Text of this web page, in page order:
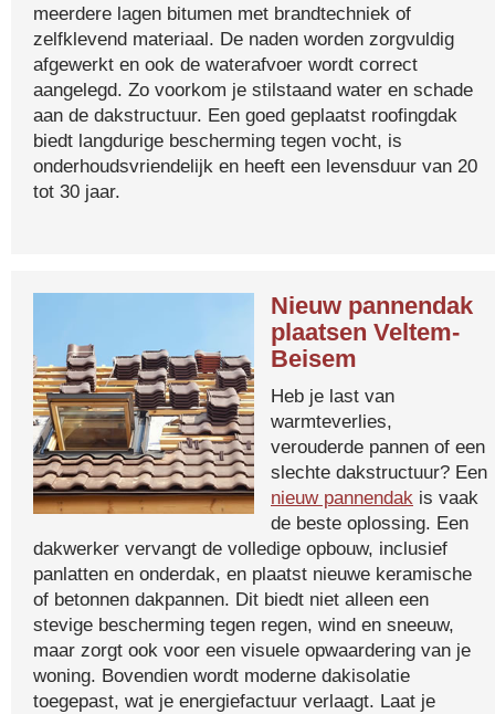
meerdere lagen bitumen met brandtechniek of
zelfklevend materiaal. De naden worden zorgvuldig
afgewerkt en ook de waterafvoer wordt correct
aangelegd. Zo voorkom je stilstaand water en schade
aan de dakstructuur. Een goed geplaatst roofingdak
biedt langdurige bescherming tegen vocht, is
onderhoudsvriendelijk en heeft een levensduur van 20
tot 30 jaar.
Nieuw pannendak
plaatsen Veltem-
Beisem
Heb je last van
warmteverlies,
verouderde pannen of een
slechte dakstructuur? Een
nieuw pannendak is vaak
de beste oplossing. Een
dakwerker vervangt de volledige opbouw, inclusief
panlatten en onderdak, en plaatst nieuwe keramische
of betonnen dakpannen. Dit biedt niet alleen een
stevige bescherming tegen regen, wind en sneeuw,
maar zorgt ook voor een visuele opwaardering van je
woning. Bovendien wordt moderne dakisolatie
toegepast, wat je energiefactuur verlaagt. Laat je